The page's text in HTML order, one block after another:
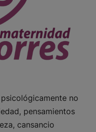
no
pensamientos
cansancio